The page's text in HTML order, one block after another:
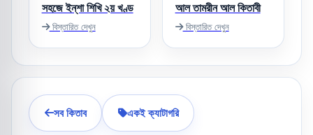
সহজে ইন্‌শা শিখি ২য় খণ্ড
বিস্তারিত দেখুন
আল তামরীন আল কিতাবী
বিস্তারিত দেখুন
সব কিতাব একই ক্যাটাগরি